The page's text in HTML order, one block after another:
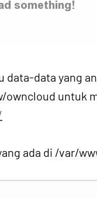
data-data yang
owncloud untuk
ada di /var/